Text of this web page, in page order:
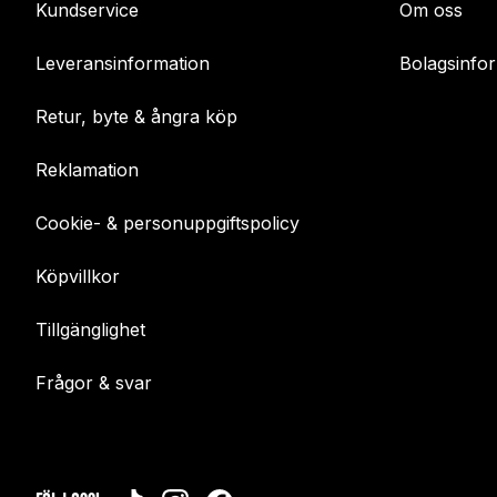
Kundservice
Leveransinformation
Retur, byte & ångra köp
Reklamation
Cookie- & personuppgiftspolicy
Köpvillkor
Tillgänglighet
Frågor & svar
Om oss